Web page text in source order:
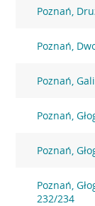
Poznań,
Poznań,
Poznań,
Poznań,
Poznań,
Poznań,
232/234